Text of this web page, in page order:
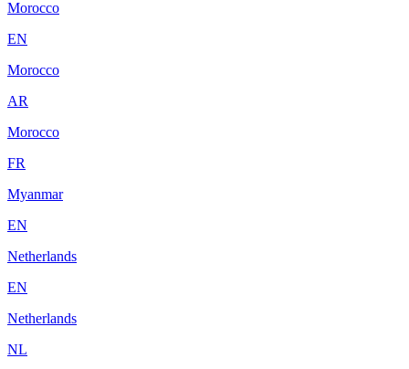
Morocco
EN
Morocco
AR
Morocco
FR
Myanmar
EN
Netherlands
EN
Netherlands
NL